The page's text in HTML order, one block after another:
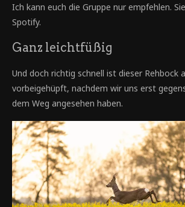
Ich kann euch die Gruppe nur empfehlen.
Spotify.
Ganz leichtfüßig
Und doch richtig schnell ist dieser Rehbock
vorbeigehüpft, nachdem wir uns erst
dem Weg angesehen haben.